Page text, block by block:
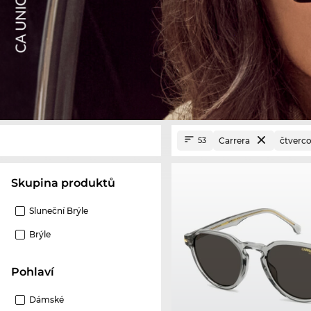
Skupina produktů
Sluneční Brýle
Brýle
Pohlaví
Dámské
53 Carrera